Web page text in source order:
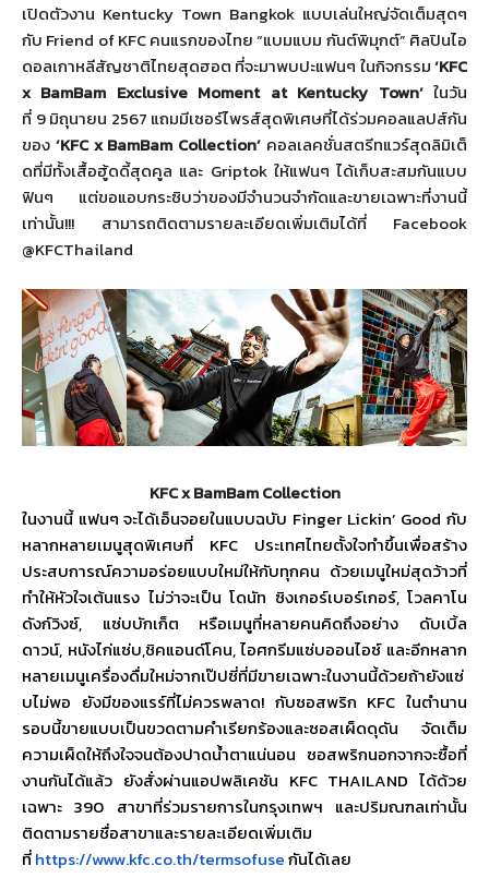
เปิดตัวงาน Kentucky Town Bangkok แบบเล่นใหญ่จัดเต็มสุดๆ
กับ Friend of KFCคนแรกของไทย“แบมแบม กันต์พิมุกต์” ศิลปินไอ
ดอลเกาหลีสัญชาติไทยสุดฮอต ที่จะมาพบปะแฟนๆ ในกิจกรรม‘KFC
x BamBam Exclusive Moment at Kentucky Town’ในวัน
ที่ 9มิถุนายน 2567 แถมมีเซอร์ไพรส์สุดพิเศษที่ได้ร่วมคอลแลปส์กัน
ของ ‘KFC x BamBam Collection’ คอลเลคชั่นสตรีทแวร์สุดลิมิเต็
ดที่มีทั้งเสื้อฮู้ดดี้สุดคูล และ Griptok ให้แฟนๆ ได้เก็บสะสมกันแบบ
ฟินๆ แต่ขอแอบกระซิบว่าของมีจำนวนจำกัดและขายเฉพาะที่งานนี้
เท่านั้น!!! สามารถติดตามรายละเอียดเพิ่มเติมได้ที่ Facebook
@KFCThailand
KFC x BamBam Collection
ในงานนี้ แฟนๆ จะได้เอ็นจอยในแบบฉบับ Finger Lickin’ Good กับ
หลากหลายเมนูสุดพิเศษที่ KFC ประเทศไทยตั้งใจทำขึ้นเพื่อสร้าง
ประสบการณ์ความอร่อยแบบใหม่ให้กับทุกคน ด้วยเมนูใหม่สุดว้าวที่
ทำให้หัวใจเต้นแรง ไม่ว่าจะเป็น โดนัท ซิงเกอร์เบอร์เกอร์, โวลคาโน
ดังก์วิงซ์, แซ่บบักเก็ต หรือเมนูที่หลายคนคิดถึงอย่าง ดับเบิ้ล
ดาวน์, หนังไก่แซ่บ,ชิคแอนด์โคน,ไอศกรีมแซ่บออนไอซ์ และอีกหลาก
หลายเมนูเครื่องดื่มใหม่จากเป๊ปซี่ที่มีขายเฉพาะในงานนี้ด้วยถ้ายังแซ่
บไม่พอ ยังมีของแรร์ที่ไม่ควรพลาด! กับซอสพริก KFC ในตำนาน
รอบนี้ขายแบบเป็นขวดตามคำเรียกร้องและซอสเผ็ดดุดัน จัดเต็ม
ความเผ็ดให้ถึงใจจนต้องปาดน้ำตาแน่นอน ซอสพริกนอกจากจะซื้อที่
งานกันได้แล้ว ยังสั่งผ่านแอปพลิเคชัน KFC THAILAND ได้ด้วย
เฉพาะ390 สาขาที่ร่วมรายการในกรุงเทพฯ และปริมณฑลเท่านั้น
ติดตามรายชื่อสาขาและรายละเอียดเพิ่มเติม
ที่https://www.kfc.co.th/termsofuseกันได้เลย